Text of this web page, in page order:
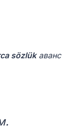
sözlükаванс